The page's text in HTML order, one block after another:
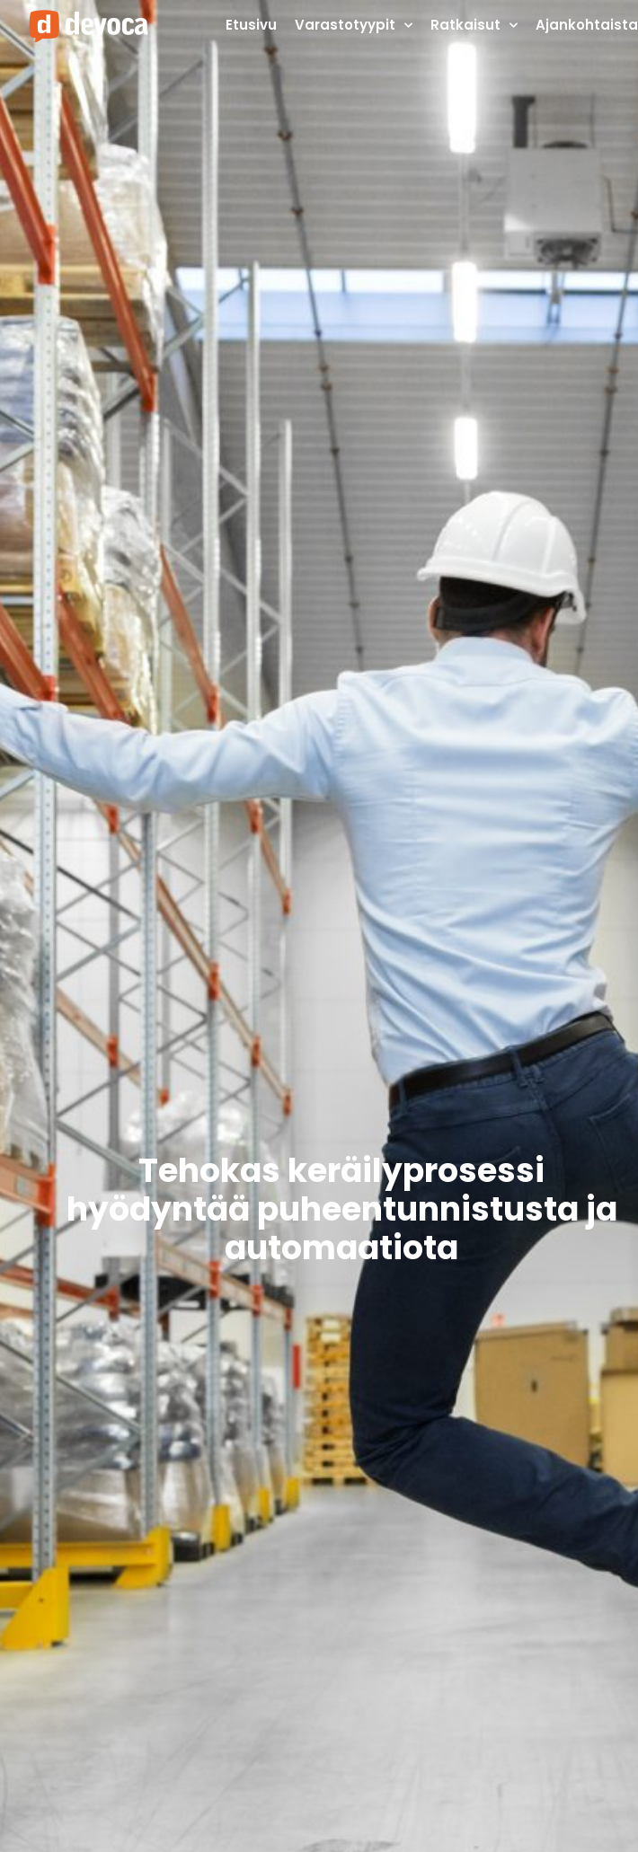
Etusivu Varastotyypit Ratkaisut Ajankohtaista
Tehokas keräilyprosessi
hyödyntää puheentunnistusta ja
automaatiota